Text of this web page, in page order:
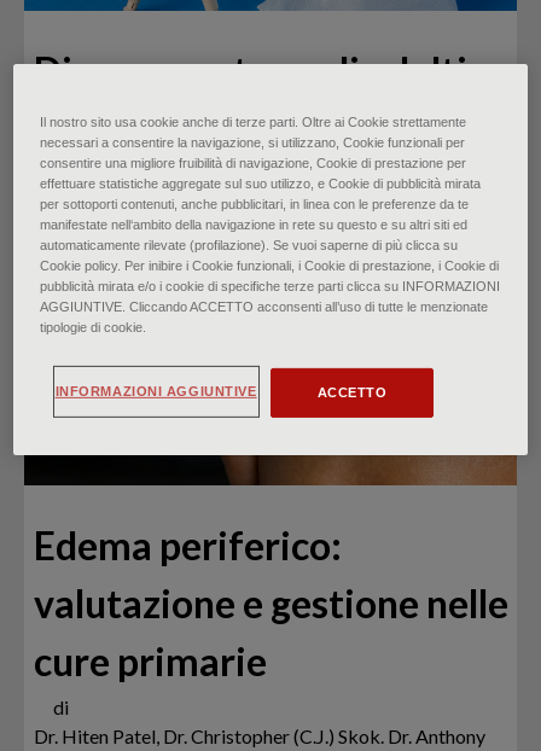
Diarrea acuta negli adulti
di
Dr.ssa Erica S. Meisenheimer, Dr.ssa Carly Epstein, Dr.
Derrick Thiel
∙ Aprile 2023
Edema periferico:
valutazione e gestione nelle
cure primarie
di
Dr. Hiten Patel, Dr. Christopher (C.J.) Skok. Dr. Anthony
Il nostro sito usa cookie anche di terze parti. Oltre ai Cookie strettamente
necessari a consentire la navigazione, si utilizzano, Cookie funzionali per
consentire una migliore fruibilità di navigazione, Cookie di prestazione per
effettuare statistiche aggregate sul suo utilizzo, e Cookie di pubblicità mirata
per sottoporti contenuti, anche pubblicitari, in linea con le preferenze da te
manifestate nell‘ambito della navigazione in rete su questo e su altri siti ed
automaticamente rilevate (profilazione). Se vuoi saperne di più clicca su
Cookie policy. Per inibire i Cookie funzionali, i Cookie di prestazione, i Cookie di
pubblicità mirata e/o i cookie di specifiche terze parti clicca su INFORMAZIONI
AGGIUNTIVE. Cliccando ACCETTO acconsenti all’uso di tutte le menzionate
tipologie di cookie.
ACCETTO
INFORMAZIONI AGGIUNTIVE